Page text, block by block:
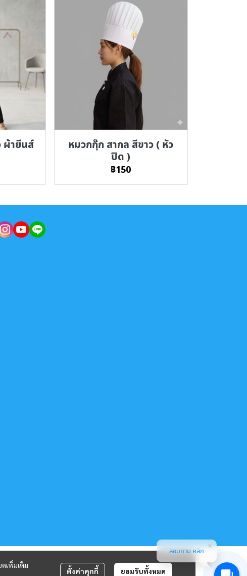
ผ้ายีนส์
หมวกกุ๊ก สากล สีขาว ( หัว
ปิด )
฿150
เพิ่มเติม
ตั้งค่าคุกกี้ ยอมรับทั้งหมด
สอบถาม คลิก